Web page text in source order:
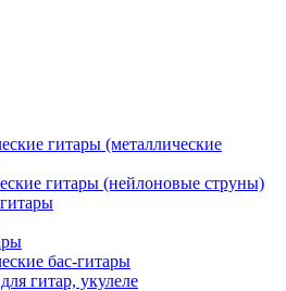
гитары (металлические
гитары (нейлоновые струны)
бас-гитары
гитар, укулеле